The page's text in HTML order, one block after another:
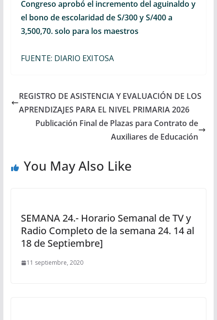
Congreso aprobó el incremento del aguinaldo y
el bono de escolaridad de S/300 y S/400 a
3,500,70. solo para los maestros
FUENTE: DIARIO EXITOSA
REGISTRO DE ASISTENCIA Y EVALUACIÓN DE LOS
APRENDIZAJES PARA EL NIVEL PRIMARIA 2026
Publicación Final de Plazas para Contrato de
Auxiliares de Educación
You May Also Like
SEMANA 24.- Horario Semanal de TV y
Radio Completo de la semana 24. 14 al
18 de Septiembre]
11 septiembre, 2020